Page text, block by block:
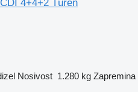
4+4+2 Türen
Nosivost 1.280 kg Zapremina